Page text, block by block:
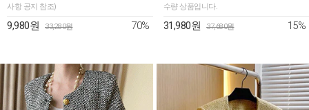
사항 공지 참조)
9,980원 33,280원 70%
수량 상품입니다.
31,980원 37,680원 15%